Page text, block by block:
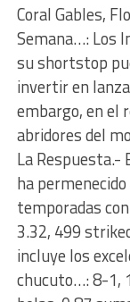
Coral Gables,
Semana…: Los
su shortstop
invertir en
embargo, en el
abridores del
La Respuesta.-
ha
temporadas
3.32, 499
incluye los
chucuto…: 8-1,